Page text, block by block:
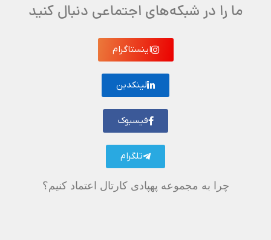
ما را در شبکه‌های اجتماعی دنبال کنید
اینستاگرام
لینکدین
فیسبوک
تلگرام
چرا به مجموعه پهپادی کارتال اعتماد کنیم؟